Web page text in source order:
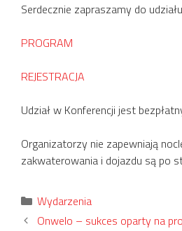
Serdecznie zapraszamy do
PROGRAM
REJESTRACJA
Udział w Konferencji jest
Organizatorzy nie zapewniają
zakwaterowania i dojazdu są po
Kategorie
Wydarzenia
Onwelo – sukces oparty na